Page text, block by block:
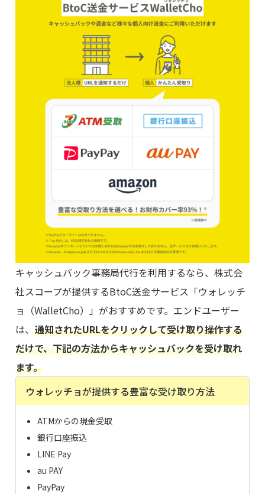
キャッシュバック事務局代行を利用するなら、株式会
社スコープが提供するBtoC送金サービス「ウォレッチ
ョ（WalletCho）」がおすすめです。エンドユーザー
は、通知されたURLをクリックして受け取り操作する
だけで、下記の方法からキャッシュバックを受け取れ
ます。
ウォレッチョが提供する豊富な受け取り方法
ATMからの現金受取
銀行口座振込
LINE Pay
au PAY
PayPay